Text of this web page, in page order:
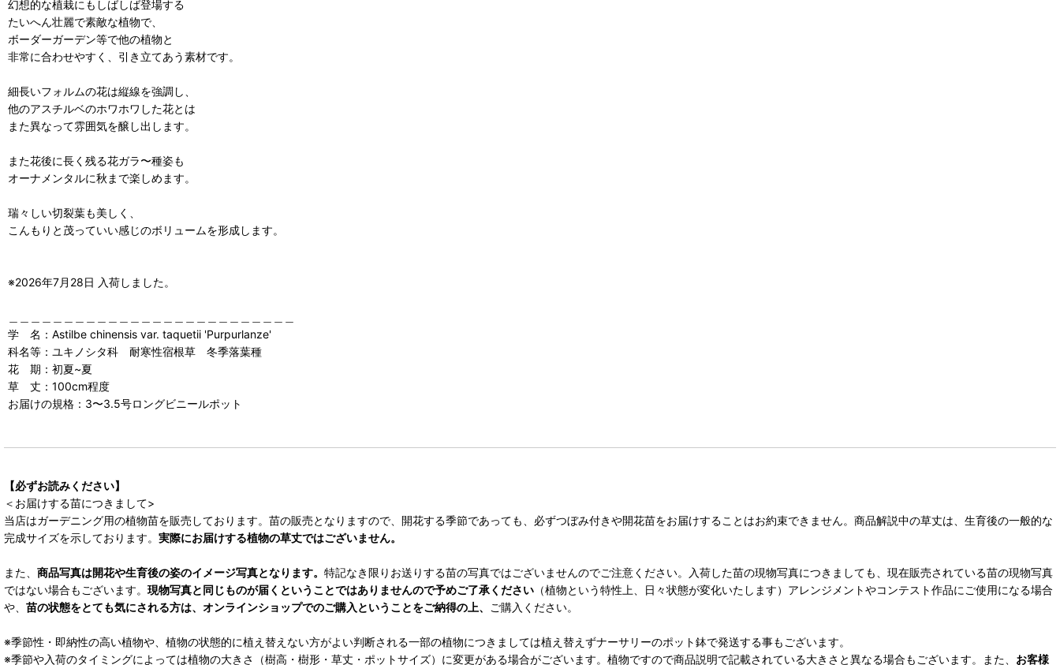
幻想的な植栽にもしばしば登場する
たいへん壮麗で素敵な植物で、
ボーダーガーデン等で他の植物と
非常に合わせやすく、引き立てあう素材です。
細長いフォルムの花は縦線を強調し、
他のアスチルベのホワホワした花とは
また異なって雰囲気を醸し出します。
また花後に長く残る花ガラ〜種姿も
オーナメンタルに秋まで楽しめます。
瑞々しい切裂葉も美しく、
こんもりと茂っていい感じのボリュームを形成します。
※2026年7月28日 入荷しました。
学 名：Astilbe chinensis var. taquetii 'Purpurlanze'
科名等：ユキノシタ科 耐寒性宿根草 冬季落葉種
花 期：初夏~夏
草 丈：100cm程度
お届けの規格：3〜3.5号ロングビニールポット
【必ずお読みください】
＜お届けする苗につきまして>
当店はガーデニング用の植物苗を販売しております。苗の販売となりますので、開花する季節であっても、必ずつぼみ付きや開花苗をお届けすることはお約束できません。商品解説中の草丈は、生育後の一般的な
完成サイズを示しております。 実際にお届けする植物の草丈ではございません。
また、 商品写真は開花や生育後の姿のイメージ写真となります。 特記なき限りお送りする苗の写真ではございませんのでご注意ください。入荷した苗の現物写真につきましても、現在販売されている苗の現物写真
ではない場合もございます。 現物写真と同じものが届くということではありませんので予めご了承ください （植物という特性上、日々状態が変化いたします）アレンジメントやコンテスト作品にご使用になる場合
や、 苗の状態をとても気にされる方は、オンラインショップでのご購入ということをご納得の上、 ご購入ください。
※季節性・即納性の高い植物や、植物の状態的に植え替えない方がよい判断される一部の植物につきましては植え替えずナーサリーのポット鉢で発送する事もございます。
※季節や入荷のタイミングによっては植物の大きさ（樹高・樹形・草丈・ポットサイズ）に変更がある場合がございます。植物ですので商品説明で記載されている大きさと異なる場合もございます。また、 お客様